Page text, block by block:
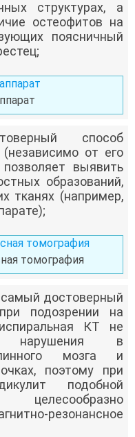
структурах, а
остеофитов на
поясничный
способ
от его
выявить
образований,
тканях (например,
томография
достоверный
подозрении на
КТ не
нарушения в
мозга и
поэтому при
подобной
резонансное